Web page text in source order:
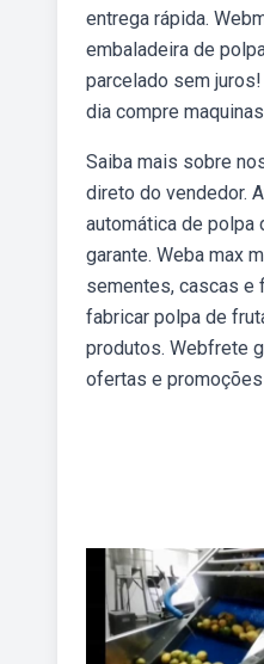
entrega rápida.
embaladeira de
parcelado sem
dia compre
Saiba mais sobre
direto do vendedor.
automática de polpa
garante. Weba max
sementes, cascas e
fabricar polpa de
produtos. Webfrete
ofertas e